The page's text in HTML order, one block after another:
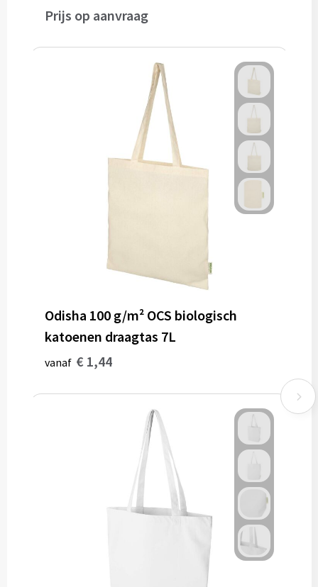
Prijs op aanvraag
Odisha 100 g/m² OCS biologisch
katoenen draagtas 7L
vanaf € 1,44